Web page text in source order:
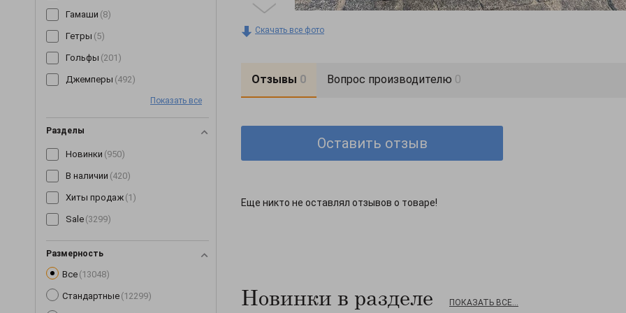
Гамаши (8)
Гетры (5)
Гольфы (201)
Джемперы (492)
Комбинезоны
Комплекты
Корсеты(63)
Показать все
Разделы
Новинки (950)
В наличии (420)
Хиты продаж (1)
Sale (3299)
Размерность
Все (13048)
Стандартные (12299)
Скачать все фото
Отзывы 0 Вопрос производителю 0
Оставить отзыв
Еще никто не оставлял отзывов о товаре!
Новинки в разделе ПОКАЗАТЬ ВСЕ...